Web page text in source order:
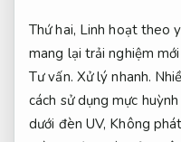
Thứ hai, Linh hoạt theo
mang lại trải nghiệm
Tư vấn. Xử lý nhanh.
cách sử dụng mực
dưới đèn UV, Không